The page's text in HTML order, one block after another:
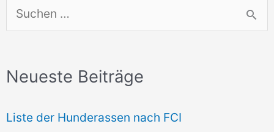
u
h
n
Neueste Beiträge
Liste der Hunderassen nach FCI